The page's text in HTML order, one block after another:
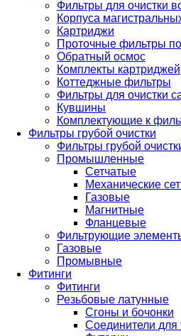
Фильтры для очистки
Корпуса
Картриджи
Проточные фильтры
Обратный осмос
Комплекты картриджей
Коттеджные фильтры
Фильтры для очистки
Кувшины
Комплектующие к
Фильтры грубой очистки
Фильтры грубой
Промышленные
Сетчатые
Механические
Газовые
Магнитные
Фланцевые
Фильтрующие
Газовые
Промывные
Фитинги
Фитинги
Резьбовые латунные
Сгоны и бочонки
Соединители для